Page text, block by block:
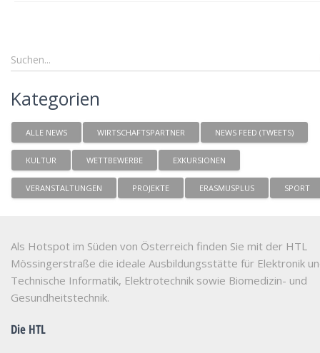
Kategorien
ALLE NEWS WIRTSCHAFTSPARTNER NEWS FEED (TWEETS)
KULTUR WETTBEWERBE EXKURSIONEN
VERANSTALTUNGEN PROJEKTE ERASMUSPLUS SPORT
Als Hotspot im Süden von Österreich finden Sie mit der HTL
Mössingerstraße die ideale Ausbildungsstätte für Elektronik
Technische Informatik, Elektrotechnik sowie Biomedizin- und
Gesundheitstechnik.
Die HTL